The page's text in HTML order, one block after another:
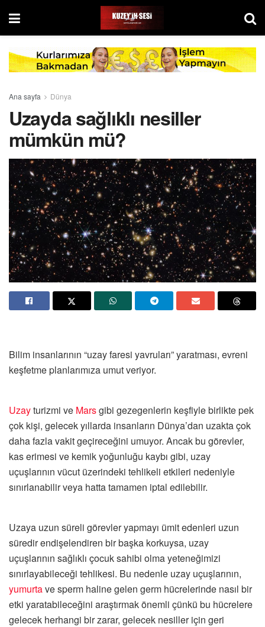
Ana sayfa Dünya
Uzayda sağlıklı nesiller
mümkün mü?
Bilim insanlarının “uzay faresi yavruları” yaratması, evreni
keşfetme planlarımıza umut veriyor.
Uzayturizmi ve Marsgibi gezegenlerin keşfiyle birlikte pek
çok kişi, gelecek yıllarda insanların Dünya’dan uzakta çok
daha fazla vakit geçireceğini umuyor. Ancak bu görevler,
kas erimesi ve kemik yoğunluğu kaybı gibi, uzay
uçuşlarının vücut üzerindeki tehlikeli etkileri nedeniyle
sınırlanabilir veya hatta tamamen iptal edilebilir.
Uzaya uzun süreli görevler yapmayı ümit edenleri uzun
süredir endişelendiren bir başka korkuysa, uzay
uçuşlarının sağlıklı çocuk sahibi olma yeteneğimizi
sınırlayabileceği tehlikesi. Bu nedenle uzay uçuşlarının,
yumurtave sperm haline gelen germ hücrelerinde nasıl bir
etki yaratabileceğini araştırmak önemli çünkü bu hücrelere
gelecek herhangi bir zarar, gelecek nesiller için geri